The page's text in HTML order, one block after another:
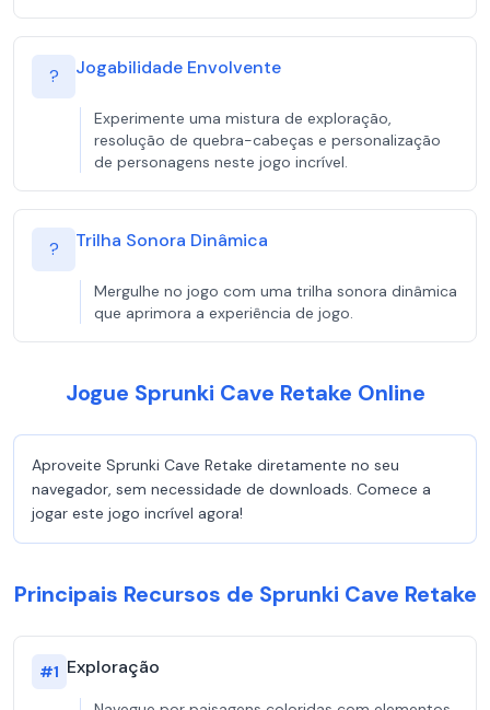
? Jogabilidade Envolvente
Experimente uma mistura de exploração,
resolução de quebra-cabeças e personalização
de personagens neste jogo incrível.
? Trilha Sonora Dinâmica
Mergulhe no jogo com uma trilha sonora dinâmica
que aprimora a experiência de jogo.
Jogue Sprunki Cave Retake Online
Aproveite Sprunki Cave Retake diretamente no seu
navegador, sem necessidade de downloads. Comece a
jogar este jogo incrível agora!
Principais Recursos de Sprunki Cave Retake
#1 Exploração